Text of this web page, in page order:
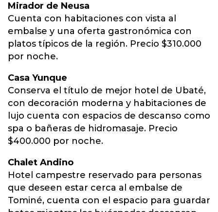
Mirador de Neusa
Cuenta con habitaciones con vista al
embalse y una oferta gastronómica con
platos típicos de la región. Precio $310.000
por noche.
Casa Yunque
Conserva el título de mejor hotel de Ubaté,
con decoración moderna y habitaciones de
lujo cuenta con espacios de descanso como
spa o bañeras de hidromasaje. Precio
$400.000 por noche.
Chalet Andino
Hotel campestre reservado para personas
que deseen estar cerca al embalse de
Tominé, cuenta con el espacio para guardar